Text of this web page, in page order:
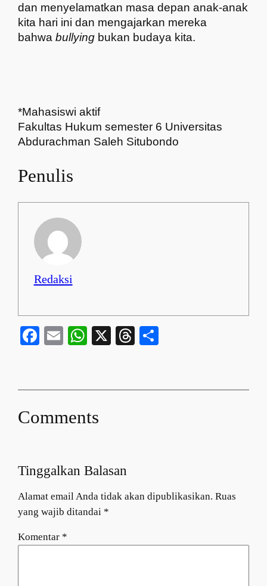
dan menyelamatkan masa depan anak-anak
kita hari ini dan mengajarkan mereka
bahwabullying bukan budaya kita.
*Mahasiswi aktif
Fakultas Hukum semester 6 Universitas
Abdurachman Saleh Situbondo
Penulis
Redaksi
Facebook
EmailWhatsApp
X Threads
Comments
Tinggalkan Balasan
Alamat email Anda tidak akan dipublikasikan. Ruas
yang wajib ditandai *
Komentar *